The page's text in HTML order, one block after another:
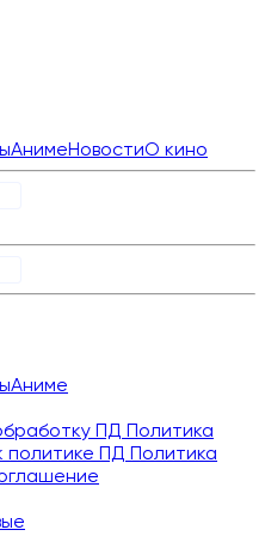
АнимеНовостиО кино
Аниме
ПД Политика
политике ПД Политика